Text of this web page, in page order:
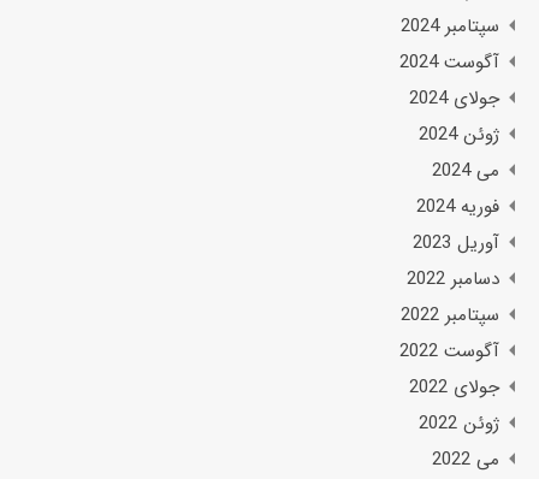
سپتامبر 2024
آگوست 2024
جولای 2024
ژوئن 2024
می 2024
فوریه 2024
آوریل 2023
دسامبر 2022
سپتامبر 2022
آگوست 2022
جولای 2022
ژوئن 2022
می 2022